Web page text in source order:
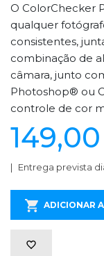
O ColorChecker
qualquer
consistentes,
combinação de
câmara, junto
Photoshop® ou
controle de cor
Entrega prevista
ADICIONAR